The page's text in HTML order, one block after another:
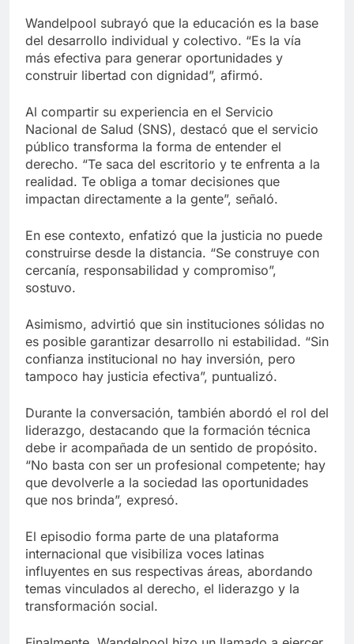
Wandelpool subrayó que la educación es la base
del desarrollo individual y colectivo. “Es la vía
más efectiva para generar oportunidades y
construir libertad con dignidad”, afirmó.
Al compartir su experiencia en el Servicio
Nacional de Salud (SNS), destacó que el servicio
público transforma la forma de entender el
derecho. “Te saca del escritorio y te enfrenta a la
realidad. Te obliga a tomar decisiones que
impactan directamente a la gente”, señaló.
En ese contexto, enfatizó que la justicia no puede
construirse desde la distancia. “Se construye con
cercanía, responsabilidad y compromiso”,
sostuvo.
Asimismo, advirtió que sin instituciones sólidas no
es posible garantizar desarrollo ni estabilidad. “Sin
confianza institucional no hay inversión, pero
tampoco hay justicia efectiva”, puntualizó.
Durante la conversación, también abordó el rol del
liderazgo, destacando que la formación técnica
debe ir acompañada de un sentido de propósito.
“No basta con ser un profesional competente; hay
que devolverle a la sociedad las oportunidades
que nos brinda”, expresó.
El episodio forma parte de una plataforma
internacional que visibiliza voces latinas
influyentes en sus respectivas áreas, abordando
temas vinculados al derecho, el liderazgo y la
transformación social.